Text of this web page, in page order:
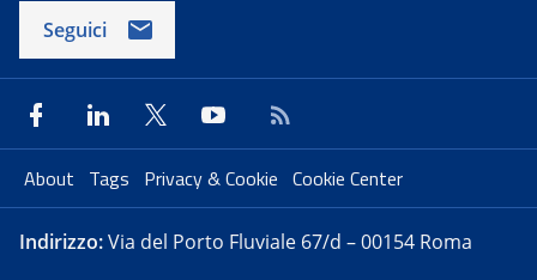
Seguici
About Tags Privacy & Cookie Cookie Center
Indirizzo:Via del Porto Fluviale 67/d – 00154 Roma